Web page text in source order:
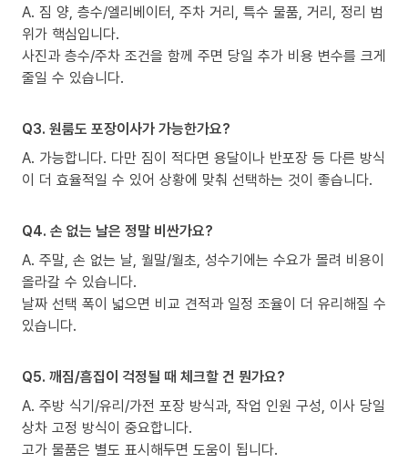
A. 짐 양, 층수/엘리베이터, 주차 거리, 특수 물품, 거리, 정리 범
위가 핵심입니다.
사진과 층수/주차 조건을 함께 주면 당일 추가 비용 변수를 크게
줄일 수 있습니다.
Q3. 원룸도 포장이사가 가능한가요?
A. 가능합니다. 다만 짐이 적다면 용달이나 반포장 등 다른 방식
이 더 효율적일 수 있어 상황에 맞춰 선택하는 것이 좋습니다.
Q4. 손 없는 날은 정말 비싼가요?
A. 주말, 손 없는 날, 월말/월초, 성수기에는 수요가 몰려 비용이
올라갈 수 있습니다.
날짜 선택 폭이 넓으면 비교 견적과 일정 조율이 더 유리해질 수
있습니다.
Q5. 깨짐/흠집이 걱정될 때 체크할 건 뭔가요?
A. 주방 식기/유리/가전 포장 방식과, 작업 인원 구성, 이사 당일
상차 고정 방식이 중요합니다.
고가 물품은 별도 표시해두면 도움이 됩니다.